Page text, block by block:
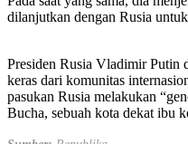
dilanjutkan dengan Rusia
Presiden Rusia Vladimir Putin
keras dari komunitas
pasukan Rusia melakukan
Bucha, sebuah kota dekat ibu